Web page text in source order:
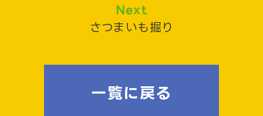
一覧に戻る
Next
さつまいも掘り